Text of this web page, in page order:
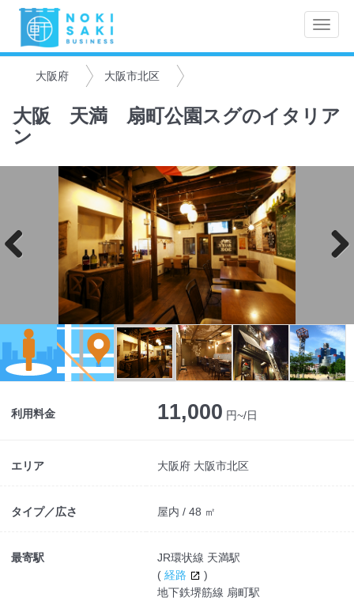
Toggle
大阪府 大阪市北区
大阪 天満 扇町公園スグのイタリア
ン
利用料金 11,000 円~/日
エリア 大阪府 大阪市北区
タイプ／広さ 屋内 / 48 ㎡
最寄駅
JR環状線 天満駅
( 経路
)
地下鉄堺筋線 扇町駅